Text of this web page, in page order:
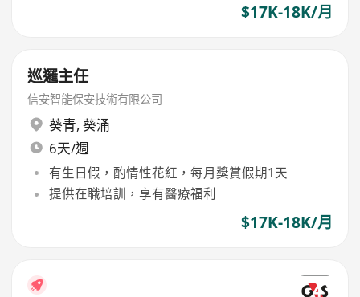
$17K-18K/月
巡邏主任
信安智能保安技術有限公司
葵青, 葵涌
6天/週
有生日假，酌情性花紅，每月獎賞假期1天
提供在職培訓，享有醫療福利
$17K-18K/月